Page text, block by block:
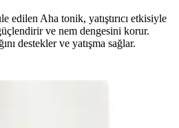
edilen Aha tonik, yatıştırıcı etkisiyle
ve nem dengesini korur.
destekler ve yatışma sağlar.